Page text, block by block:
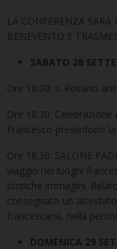
LA CONFERENZA SARÀ
BENEVENTO E
SABATO 28
Ore 18.00: s. Rosario
Ore 18.30:
Francesco presiedono
Ore 18.30: SALONE
viaggio nei luoghi
storiche immagini.
consegnato un
francescana, nella
DOMENICA 29